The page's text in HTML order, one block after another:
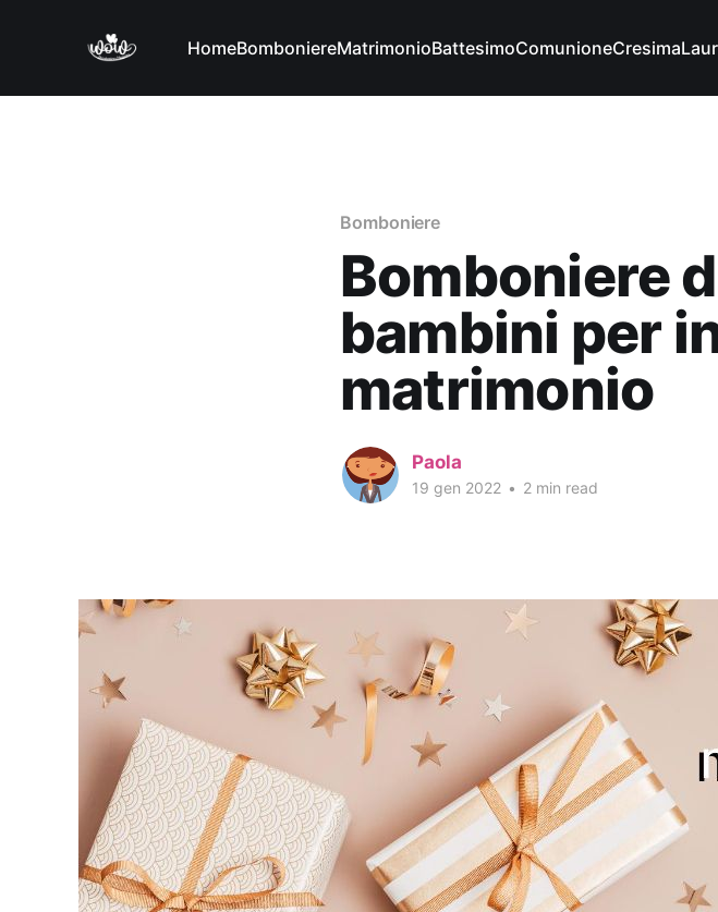
HomeBomboniereMatrimonioBattesimoComunioneCresima
Bomboniere
Bomboniere
bambini per
matrimonio
Paola
19 gen 2022 • 2 min read